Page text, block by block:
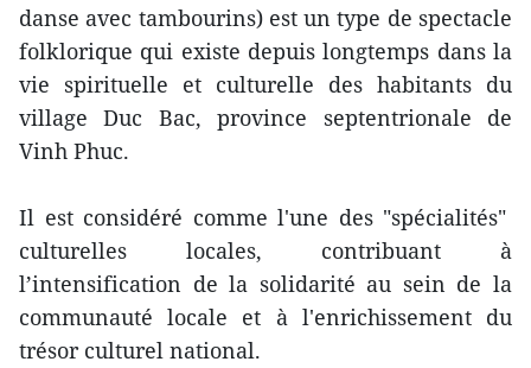
danse avec tambourins) est un type de spectacle
folklorique qui existe depuis longtemps dans la
vie spirituelle et culturelle des habitants du
village Duc Bac, province septentrionale de
Vinh Phuc.
Il est considéré comme l'une des "spécialités"
culturelles locales, contribuant à
l’intensification de la solidarité au sein de la
communauté locale et à l'enrichissement du
trésor culturel national.